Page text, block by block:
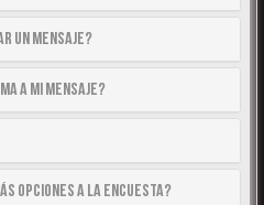
un mensaje?
a mi mensaje?
opciones a la encuesta?